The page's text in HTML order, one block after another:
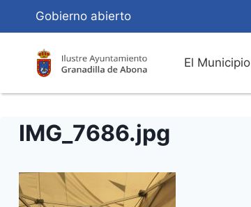
Contenido
Gobierno abierto
El Municipio
IMG_7686.jpg